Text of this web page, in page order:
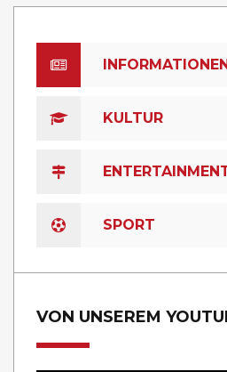
KULTUR
SPORT
VON UNSEREM